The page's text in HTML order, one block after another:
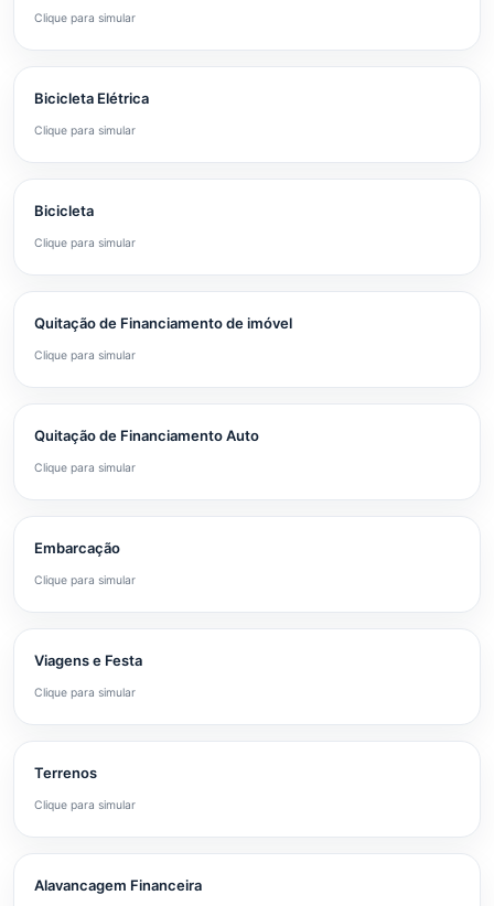
Clique para simular
Bicicleta Elétrica
Clique para simular
Bicicleta
Clique para simular
Quitação de Financiamento de imóvel
Clique para simular
Quitação de Financiamento Auto
Clique para simular
Embarcação
Clique para simular
Viagens e Festa
Clique para simular
Terrenos
Clique para simular
Alavancagem Financeira